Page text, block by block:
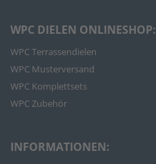
WPC DIELEN ONLINESHOP:
WPC Terrassendielen
WPC Musterversand
WPC Komplettsets
WPC Zubehör
INFORMATIONEN: